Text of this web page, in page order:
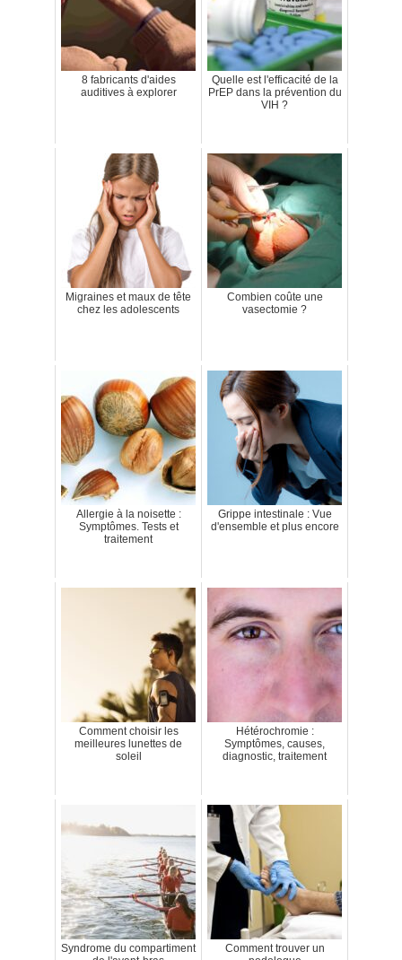
8 fabricants d'aides
auditives à explorer
Quelle est l'efficacité de la
PrEP dans la prévention du
VIH ?
Migraines et maux de tête
chez les adolescents
Combien coûte une
vasectomie ?
Allergie à la noisette :
Symptômes. Tests et
traitement
Grippe intestinale : Vue
d'ensemble et plus encore
Comment choisir les
meilleures lunettes de
soleil
Hétérochromie :
Symptômes, causes,
diagnostic, traitement
Syndrome du compartiment
Comment trouver un